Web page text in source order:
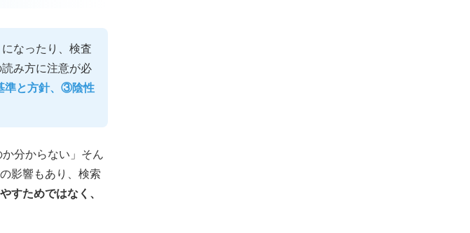
になったり、検査
み方に注意が必
準と方針、③陰性
分からない」そん
影響もあり、検索
すためではなく、